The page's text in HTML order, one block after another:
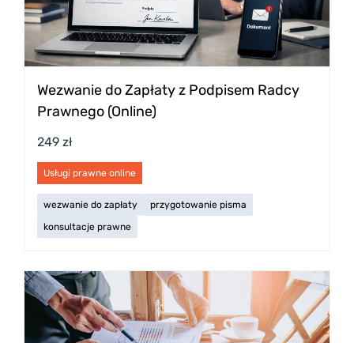
Wezwanie do Zapłaty z Podpisem Radcy
Prawnego (Online)
249 zł
Usługi prawne online
wezwanie do zapłaty
przygotowanie pisma
konsultacje prawne